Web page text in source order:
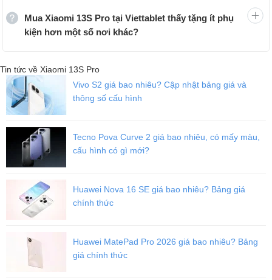
Mua Xiaomi 13S Pro tại Viettablet thấy tặng ít phụ
kiện hơn một số nơi khác?
Tin tức về Xiaomi 13S Pro
Vivo S2 giá bao nhiêu? Cập nhật bảng giá và
thông số cấu hình
Tecno Pova Curve 2 giá bao nhiêu, có mấy màu,
cấu hình có gì mới?
Huawei Nova 16 SE giá bao nhiêu? Bảng giá
chính thức
Huawei MatePad Pro 2026 giá bao nhiêu? Bảng
giá chính thức